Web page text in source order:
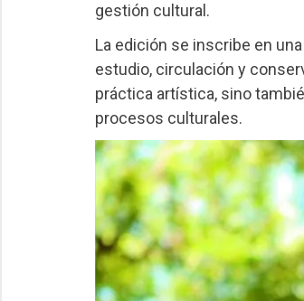
gestión cultural.
La edición se inscribe en
estudio, circulación y
práctica artística, sino
procesos culturales.